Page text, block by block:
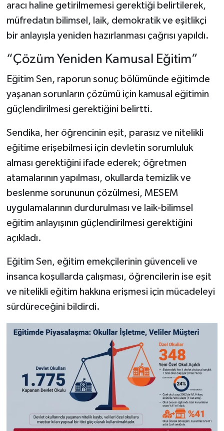
aracı haline getirilmemesi gerektiği belirtilerek,
müfredatın bilimsel, laik, demokratik ve eşitlikçi
bir anlayışla yeniden hazırlanması çağrısı yapıldı.
“Çözüm Yeniden Kamusal Eğitim”
Eğitim Sen, raporun sonuç bölümünde eğitimde
yaşanan sorunların çözümü için kamusal eğitimin
güçlendirilmesi gerektiğini belirtti.
Sendika, her öğrencinin eşit, parasız ve nitelikli
eğitime erişebilmesi için devletin sorumluluk
alması gerektiğini ifade ederek; öğretmen
atamalarının yapılması, okullarda temizlik ve
beslenme sorununun çözülmesi, MESEM
uygulamalarının durdurulması ve laik-bilimsel
eğitim anlayışının güçlendirilmesi gerektiğini
açıkladı.
Eğitim Sen, eğitim emekçilerinin güvenceli ve
insanca koşullarda çalışması, öğrencilerin ise eşit
ve nitelikli eğitim hakkına erişmesi için mücadeleyi
sürdüreceğini bildirdi.